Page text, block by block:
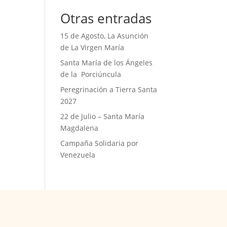
Otras entradas
15 de Agosto, La Asunción
de La Virgen María
Santa María de los Ángeles
de la Porciúncula
Peregrinación a Tierra Santa
2027
22 de Julio – Santa María
Magdalena
Campaña Solidaria por
Venezuela